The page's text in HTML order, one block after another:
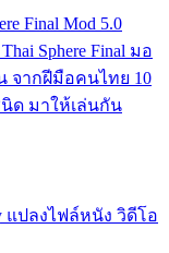
Final Mod 5.0
Sphere Final มอ
จากฝีมือคนไทย 10
ด มาให้เล่นกัน
แปลงไฟล์หนัง วิดีโอ